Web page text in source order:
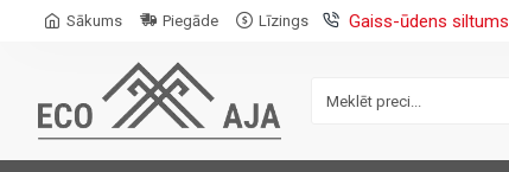
Sākums Piegāde Līzings Gaiss-ūdens